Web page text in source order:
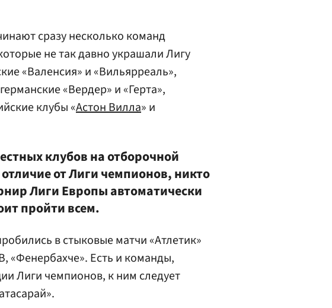
сразу несколько команд
не так давно украшали Лигу
«Валенсия» и «Вильярреаль»,
«Вердер» и «Герта»,
клубы «Астон Вилла» и
клубов на отборочной
от Лиги чемпионов, никто
Лиги Европы автоматически
пройти всем.
в стыковые матчи «Атлетик»
«Фенербахче». Есть и команды,
Лиги чемпионов, к ним следует